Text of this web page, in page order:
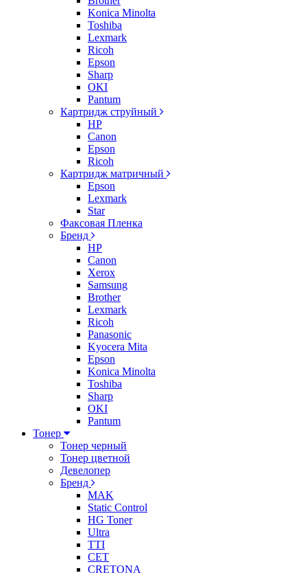
Konica Minolta
Toshiba
Lexmark
Ricoh
Epson
Sharp
OKI
Pantum
Картридж струйный
HP
Canon
Epson
Ricoh
Картридж матричный
Epson
Lexmark
Star
Факсовая Пленка
Бренд
HP
Canon
Xerox
Samsung
Brother
Lexmark
Ricoh
Panasonic
Kyocera Mita
Epson
Konica Minolta
Toshiba
Sharp
OKI
Pantum
Тонер
Тонер черный
Тонер цветной
Девелопер
Бренд
MAK
Static Control
HG Toner
Ultra
TTI
CET
CRETONA